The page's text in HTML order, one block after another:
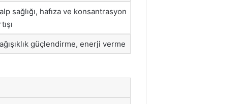
sağlığı, hafıza ve konsantrasyon
güçlendirme, enerji verme